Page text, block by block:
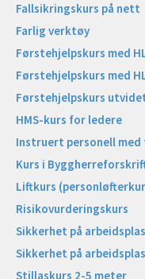
Fallsikringskurs på nett
Farlig verktøy
Førstehjelpskurs med
Førstehjelpskurs med
Førstehjelpskurs
HMS-kurs for ledere
Instruert personell
Kurs i
Liftkurs
Risikovurderingskurs
Sikkerhet på
Sikkerhet på
Stillaskurs 2-5 meter